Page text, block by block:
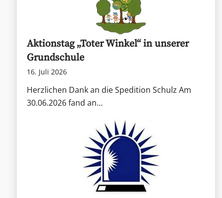
Aktionstag „Toter Winkel“ in unserer
Grundschule
16. Juli 2026
Herzlichen Dank an die Spedition Schulz Am
30.06.2026 fand an…